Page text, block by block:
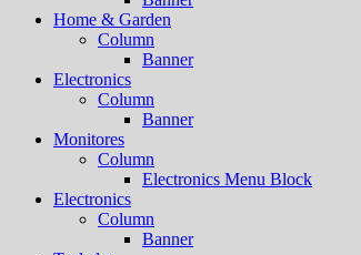
Home & Garden
Column
Banner
Electronics
Column
Banner
Monitores
Column
Electronics Menu Block
Electronics
Column
Banner